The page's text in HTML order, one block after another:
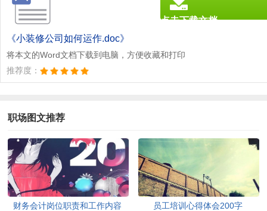
《小装修公司如何运作.doc》
将本文的Word文档下载到电脑，方便收藏和打印
推荐度：
点击下载文档
职场图文推荐
财务会计岗位职责和工作内容 员工培训心得体会200字